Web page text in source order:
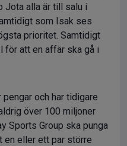
Jota alla är till salu i
som Isak ses
prioritet. Samtidigt
för att en affär ska gå i
och har tidigare
över 100 miljoner
Sports Group ska punga
en eller ett par större